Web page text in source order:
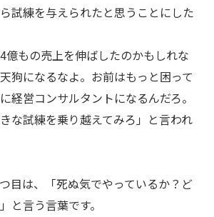
試練を与えられたと思うことにした
もの売上を伸ばしたのかもしれな
狗になるなよ。お前はもっと困って
経営コンサルタントになるんだろ。
な試練を乗り越えてみろ」と言われ
目は、「死ぬ気でやっているか？ど
と言う言葉です。